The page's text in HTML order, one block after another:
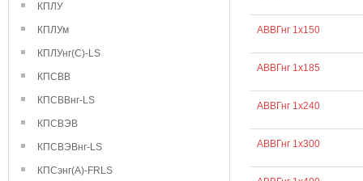
КПЛУ
КПЛУм
КПЛУнг(С)-LS
КПСВВ
КПСВВнг-LS
КПСВЭВ
КПСВЭВнг-LS
КПСэнг(А)-FRLS
АВВГнг 1х150
АВВГнг 1х185
АВВГнг 1х240
АВВГнг 1х300